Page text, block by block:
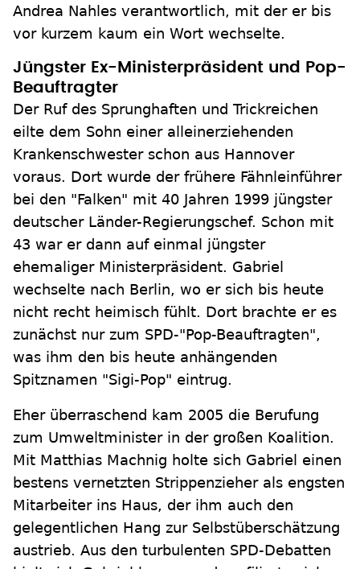
Andrea Nahles verantwortlich, mit der er bis
vor kurzem kaum ein Wort wechselte.
Jüngster Ex-Ministerpräsident und Pop-
Beauftragter
Der Ruf des Sprunghaften und Trickreichen
eilte dem Sohn einer alleinerziehenden
Krankenschwester schon aus Hannover
voraus. Dort wurde der frühere Fähnleinführer
bei den "Falken" mit 40 Jahren 1999 jüngster
deutscher Länder-Regierungschef. Schon mit
43 war er dann auf einmal jüngster
ehemaliger Ministerpräsident. Gabriel
wechselte nach Berlin, wo er sich bis heute
nicht recht heimisch fühlt. Dort brachte er es
zunächst nur zum SPD-"Pop-Beauftragten",
was ihm den bis heute anhängenden
Spitznamen "Sigi-Pop" eintrug.
Eher überraschend kam 2005 die Berufung
zum Umweltminister in der großen Koalition.
Mit Matthias Machnig holte sich Gabriel einen
bestens vernetzten Strippenzieher als engsten
Mitarbeiter ins Haus, der ihm auch den
gelegentlichen Hang zur Selbstüberschätzung
austrieb. Aus den turbulenten SPD-Debatten